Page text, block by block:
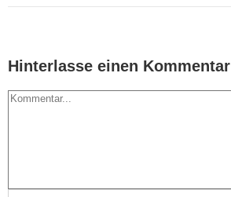
Hinterlasse einen Kommentar
Kommentar